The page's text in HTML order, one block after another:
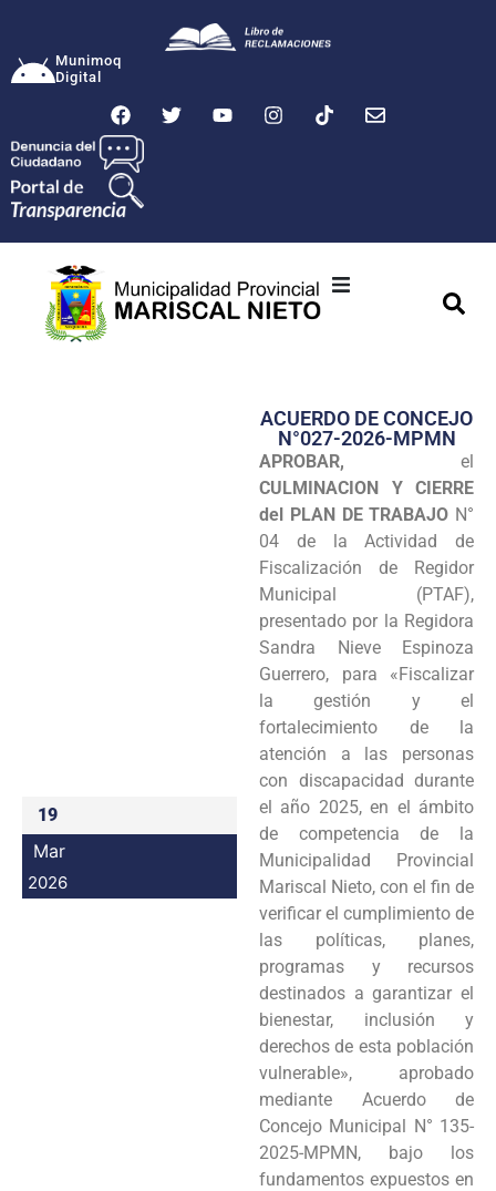
Munimoq
Digital
Transparencia
Seguridad
Programas
Intranet
19
Mar
2026
ACUERDO DE CONCEJO
N°027-2026-MPMN
APROBAR, el
CULMINACION Y CIERRE
del PLAN DE TRABAJO N°
04 de la Actividad de
Fiscalización de Regidor
Municipal (PTAF),
presentado por la Regidora
Sandra Nieve Espinoza
Guerrero, para «Fiscalizar
la gestión y el
fortalecimiento de la
atención a las personas
con discapacidad durante
el año 2025, en el ámbito
de competencia de la
Municipalidad Provincial
Mariscal Nieto, con el fin de
verificar el cumplimiento de
las políticas, planes,
programas y recursos
destinados a garantizar el
bienestar, inclusión y
derechos de esta población
vulnerable», aprobado
mediante Acuerdo de
Concejo Municipal N° 135-
2025-MPMN, bajo los
fundamentos expuestos en